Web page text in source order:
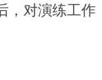
，对演练工作